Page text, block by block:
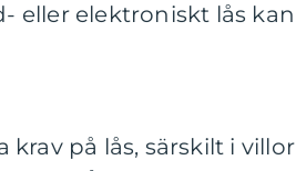
eller elektroniskt lås
på lås, särskilt i